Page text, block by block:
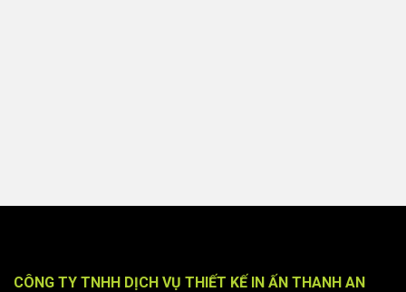
CÔNG TY TNHH DỊCH VỤ THIẾT KẾ IN ẤN THANH AN